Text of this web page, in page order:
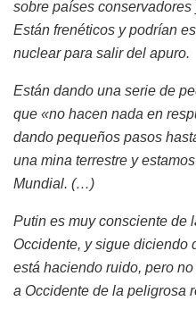
sobre países
Están frenéticos y podrían
nuclear para salir del apuro.
Están dando una serie de
que «no hacen nada en
dando pequeños pasos
una mina terrestre y
Mundial. (…)
Putin es muy consciente de
Occidente, y sigue diciendo
está haciendo ruido, pero
a Occidente de la peligrosa